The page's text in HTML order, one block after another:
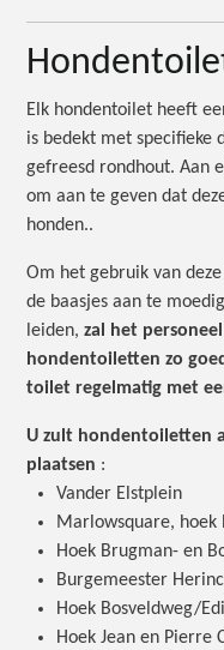
Elk hondentoilet heeft
is bedekt met specifieke
gefreesd rondhout. Aan
om aan te geven dat
honden..
Om het gebruik van
de baasjes aan te
leiden,zal het
hondentoiletten zo
toilet regelmatig met
U zult hondentoiletten
plaatsen :
Vander Elstplein
Marlowsquare, hoek
Hoek Brugman- en
Burgemeester
Hoek Bosveldweg/
Hoek Jean en Pierre